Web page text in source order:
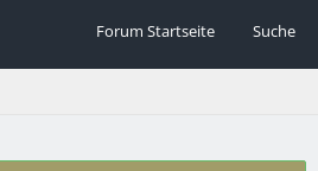
Forum Startseite Suche